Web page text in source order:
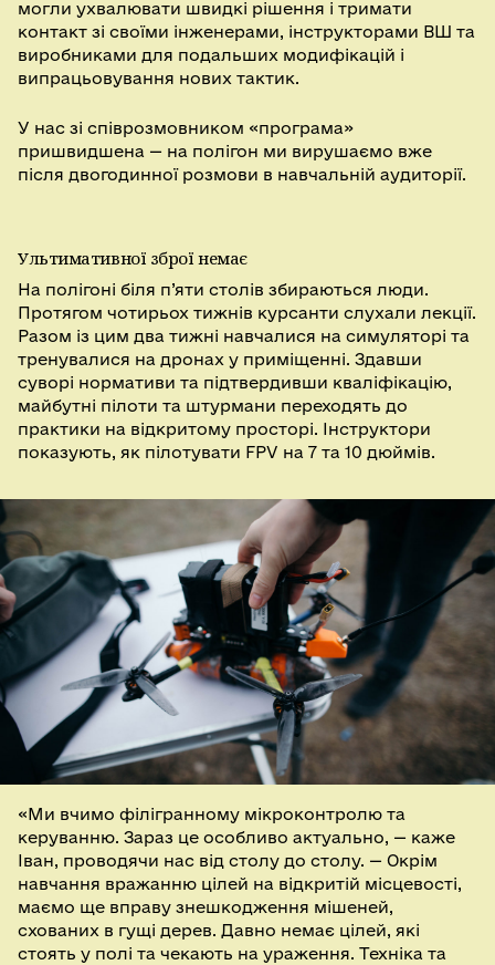
могли ухвалювати швидкі рішення і тримати
контакт зі своїми інженерами, інструкторами ВШ та
виробниками для подальших модифікацій і
випрацьовування нових тактик.
У нас зі співрозмовником «програма»
пришвидшена — на полігон ми вирушаємо вже
після двогодинної розмови в навчальній аудиторії.
Ультимативної зброї немає
На полігоні біля п’яти столів збираються люди.
Протягом чотирьох тижнів курсанти слухали лекції.
Разом із цим два тижні навчалися на симуляторі та
тренувалися на дронах у приміщенні. Здавши
суворі нормативи та підтвердивши кваліфікацію,
майбутні пілоти та штурмани переходять до
практики на відкритому просторі. Інструктори
показують, як пілотувати FPV на 7 та 10 дюймів.
«Ми вчимо філігранному мікроконтролю та
керуванню. Зараз це особливо актуально, — каже
Іван, проводячи нас від столу до столу. — Окрім
навчання вражанню цілей на відкритій місцевості,
маємо ще вправу знешкодження мішеней,
схованих в гущі дерев. Давно немає цілей, які
стоять у полі та чекають на ураження. Техніка та